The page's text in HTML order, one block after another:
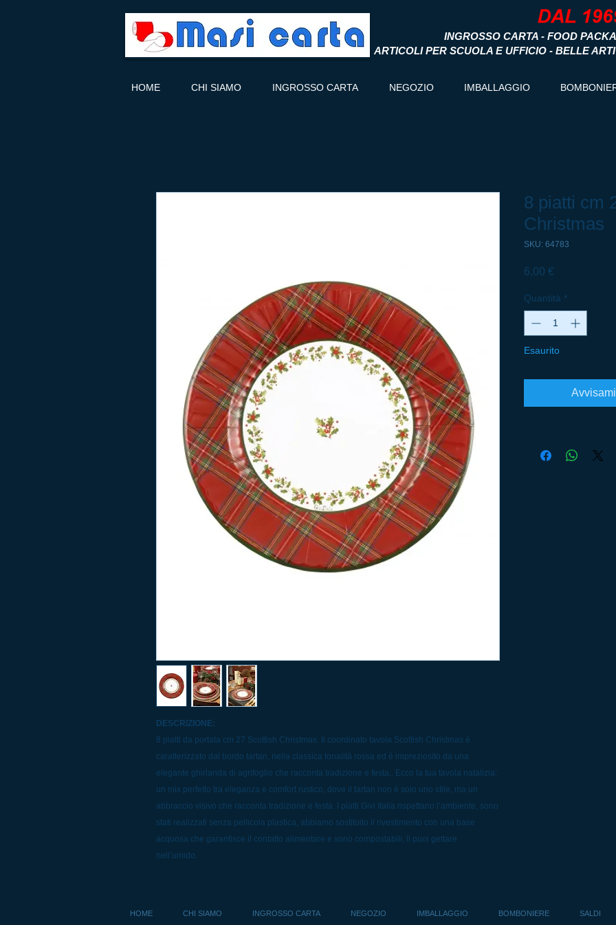
INGROSSO CARTA - FOOD
ARTICOLI PER SCUOLA E UFFICIO - BELLE
HOME CHI SIAMO INGROSSO CARTA NEGOZIO IMBALLAGGIO
DESCRIZIONE:
8 piatti da portata cm 27 Scottish Christmas. Il coordinato tavola Scottish Christmas è
caratterizzato dal bordo tartan, nella classica tonalità rossa ed è impreziosito da una
elegante ghirlanda di agrifoglio che racconta tradizione e festa.. Ecco la tua tavola natalizia:
un mix perfetto tra eleganza e comfort rustico, dove il tartan non è solo uno stile, ma un
abbraccio visivo che racconta tradizione e festa. I piatti Givi Italia rispettano l’ambiente, sono
stati realizzati senza pellicola plastica, abbiamo sostituito il rivestimento con una base
acquosa che garantisce il contatto alimentare e sono compostabili, li puoi gettare
nell’umido.
8 piatti cm
Christmas
SKU: 64783
6,00 €
Quantità *
Esaurito
HOME CHI SIAMO INGROSSO CARTA NEGOZIO IMBALLAGGIO BOMBONIERE SALDI